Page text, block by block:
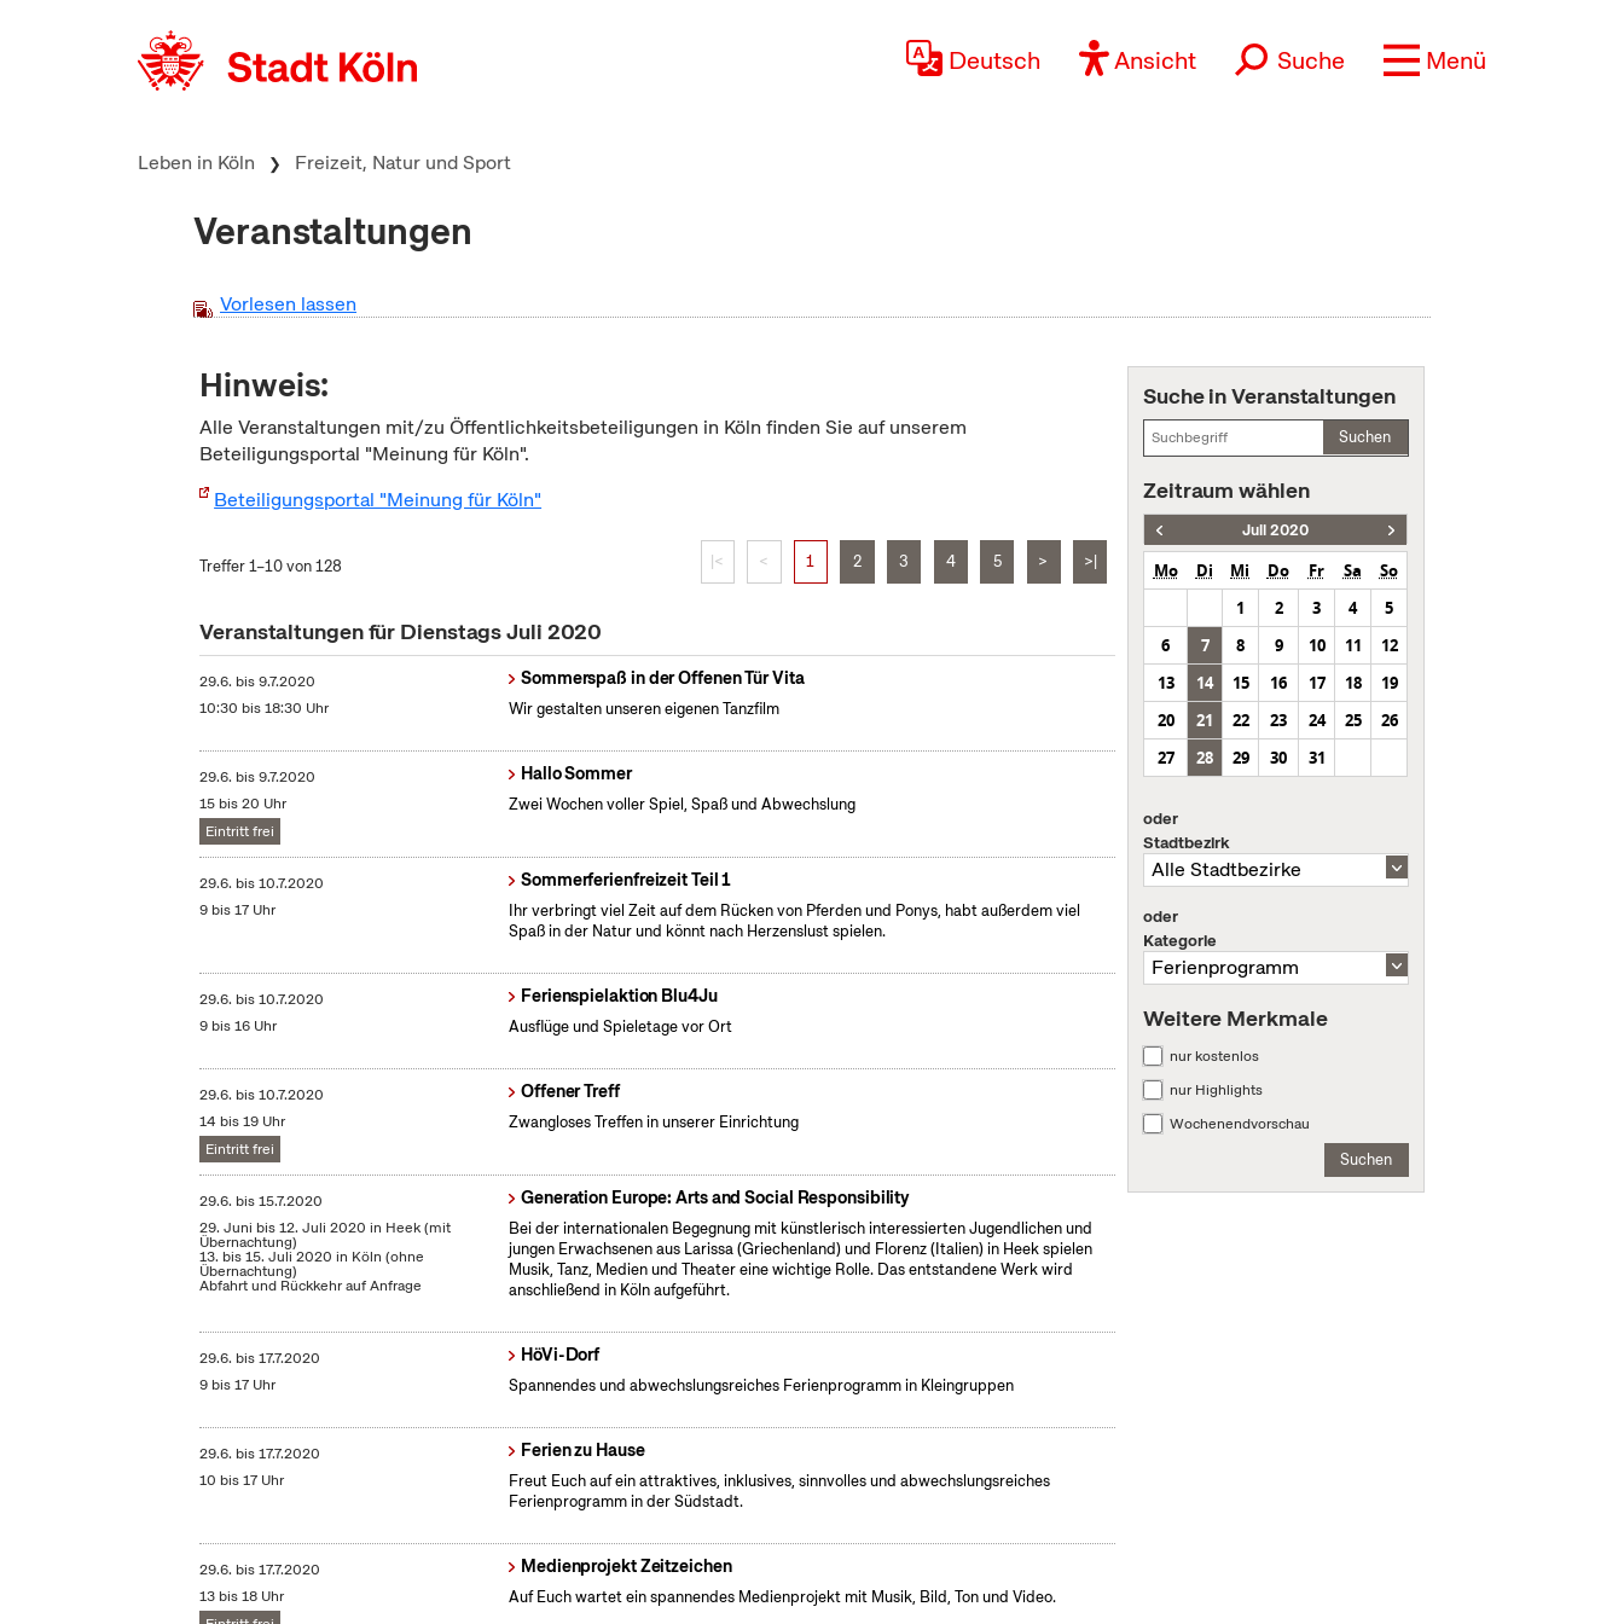
Deutsch Ansicht Suche Menü
Leben in Köln Freizeit, Natur und Sport
Veranstaltungen
Vorlesen lassen
Hinweis:
Alle Veranstaltungen mit/zu Öffentlichkeitsbeteiligungen in Köln finden Sie auf unserem
Beteiligungsportal "Meinung für Köln".
Beteiligungsportal "Meinung für Köln"
Treffer 1–10 von 128 |< < 1 2 3 4 5 > >|
Veranstaltungen für Dienstags Juli 2020
29.6. bis9.7.2020
10:30 bis 18:30 Uhr
Sommerspaß in der Offenen Tür Vita
Wir gestalten unseren eigenen Tanzfilm
29.6. bis9.7.2020
15 bis 20 Uhr
Eintritt frei
Hallo Sommer
Zwei Wochen voller Spiel, Spaß und Abwechslung
29.6. bis10.7.2020
9 bis 17 Uhr
Sommerferienfreizeit Teil 1
Ihr verbringt viel Zeit auf dem Rücken von Pferden und Ponys, habt außerdem viel
Spaß in der Natur und könnt nach Herzenslust spielen.
29.6. bis10.7.2020
9 bis 16 Uhr
Ferienspielaktion Blu4Ju
Ausflüge und Spieletage vor Ort
29.6. bis10.7.2020
14 bis 19 Uhr
Eintritt frei
Offener Treff
Zwangloses Treffen in unserer Einrichtung
29.6. bis15.7.2020
29. Juni bis 12. Juli 2020 in Heek (mit
Übernachtung)
13. bis 15. Juli 2020 in Köln (ohne
Übernachtung)
Abfahrt und Rückkehr auf Anfrage
Generation Europe: Arts and Social Responsibility
Bei der internationalen Begegnung mit künstlerisch interessierten Jugendlichen und
jungen Erwachsenen aus Larissa (Griechenland) und Florenz (Italien) in Heek spielen
Musik, Tanz, Medien und Theater eine wichtige Rolle. Das entstandene Werk wird
anschließend in Köln aufgeführt.
29.6. bis17.7.2020
9 bis 17 Uhr
HöVi-Dorf
Spannendes und abwechslungsreiches Ferienprogramm in Kleingruppen
29.6. bis17.7.2020
10 bis 17 Uhr
Ferien zu Hause
Freut Euch auf ein attraktives, inklusives, sinnvolles und abwechslungsreiches
Ferienprogramm in der Südstadt.
29.6. bis17.7.2020
13 bis 18 Uhr
Medienprojekt Zeitzeichen
Auf Euch wartet ein spannendes Medienprojekt mit Musik, Bild, Ton und Video.
Suche in Veranstaltungen
Suchen
Zeitraum wählen
Juli 2020
Mo Di Mi Do Fr Sa
So
1
2 3 4
5
6
7 8 9 10 11
12
13
14 15 16 17 18
19
20
21 22 23 24 25
26
27
28 29 30 31
oder
Stadtbezirk
oder
Kategorie
Weitere Merkmale
nur kostenlos
nur Highlights
Wochenendvorschau
Suchen